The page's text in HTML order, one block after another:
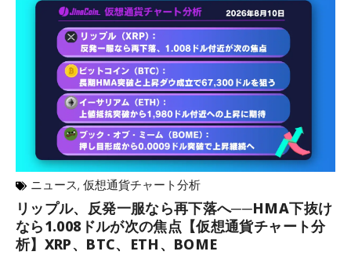
ニュース, 仮想通貨チャート分析
リップル、反発一服なら再下落へ──HMA下抜け
なら1.008ドルが次の焦点【仮想通貨チャート分
析】XRP、BTC、ETH、BOME